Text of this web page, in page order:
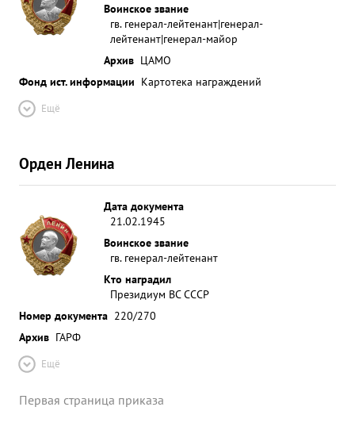
Воинское звание
гв. генерал-лейтенант|генерал-
лейтенант|генерал-майор
Архив ЦАМО
Фонд ист. информации Картотека награждений
Ещё
Орден Ленина
Дата документа
21.02.1945
Воинское звание
гв. генерал-лейтенант
Кто наградил
Президиум ВС СССР
Номер документа 220/270
Архив ГАРФ
Ещё
Первая страница приказа